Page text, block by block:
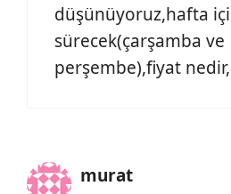
düşünüyoruz,hafta
sürecek(çarşamba ve
perşembe),fiyat
murat